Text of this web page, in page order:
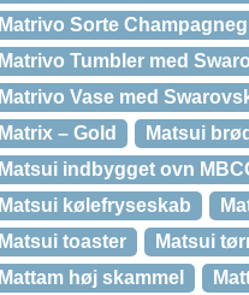
Matrivo Sorte
Matrivo Tumbler med
Matrivo Vase med
Matrix – Gold
Matsui
Matsui indbygget ovn
Matsui kølefryseskab
Matsui toaster
Matsui
Mattam høj skammel